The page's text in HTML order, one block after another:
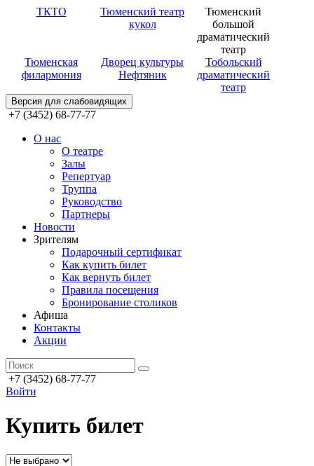
ТКТО
Тюменский театр
кукол
Тюменский
большой
драматический
театр
Тюменская
филармония
Дворец культуры
Нефтяник
Тобольский
драматический
театр
Версия для слабовидящих
+7 (3452) 68-77-77
О нас
О театре
Залы
Репертуар
Труппа
Руководство
Партнеры
Новости
Зрителям
Подарочный сертификат
Как купить билет
Как вернуть билет
Правила посещения
Бронирование столиков
Афиша
Контакты
Акции
+7 (3452) 68-77-77
Войти
Купить билет